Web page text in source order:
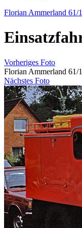
Florian Ammerland 61/
Vorheriges Foto
Florian Ammerland 61/
Nächstes Foto